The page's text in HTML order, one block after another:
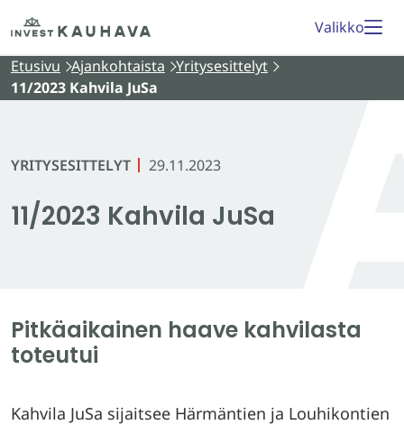
Siirry
Etusivu
Valikko
Etusivu Ajankohtaista Yritysesittelyt
11/2023 Kahvila JuSa
YRITYSESITTELYT 29.11.2023
11/2023 Kahvila JuSa
Pitkäaikainen haave kahvilasta
toteutui
Kahvila JuSa sijaitsee Härmäntien ja Louhikontien